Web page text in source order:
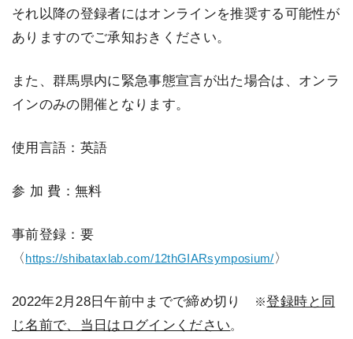
それ以降の登録者にはオンラインを推奨する可能性が
ありますのでご承知おきください。
また、群馬県内に緊急事態宣言が出た場合は、オンラ
インのみの開催となります。
使用言語：英語
参 加 費：無料
事前登録：要
〈https://shibataxlab.com/12thGIARsymposium/〉
2022年2月28日午前中までで締め切り ※登録時と同
じ名前で、当日はログインください。